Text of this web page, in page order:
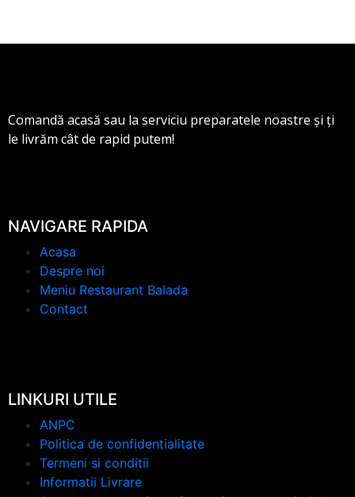
Comandă acasă sau la serviciu preparatele noastre și ți
le livrăm cât de rapid putem!
NAVIGARE RAPIDA
Acasa
Despre noi
Meniu Restaurant Balada
Contact
LINKURI UTILE
ANPC
Politica de confidentialitate
Termeni si conditii
Informatii Livrare